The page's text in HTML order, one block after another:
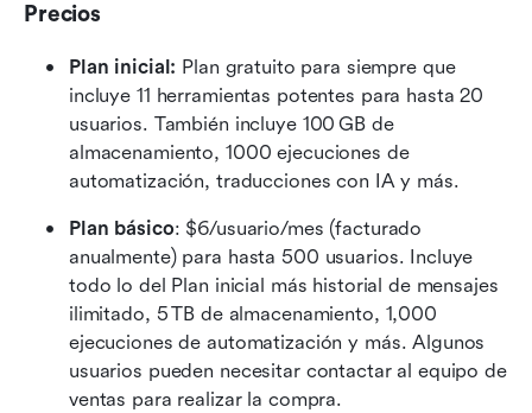
Precios
Plan inicial: Plan gratuito para siempre que
incluye 11 herramientas potentes para hasta 20
usuarios. También incluye 100 GB de
almacenamiento, 1000 ejecuciones de
automatización, traducciones con IA y más.
Plan básico: $6/usuario/mes (facturado
anualmente) para hasta 500 usuarios. Incluye
todo lo del Plan inicial más historial de mensajes
ilimitado, 5 TB de almacenamiento, 1,000
ejecuciones de automatización y más. Algunos
usuarios pueden necesitar contactar al equipo de
ventas para realizar la compra.